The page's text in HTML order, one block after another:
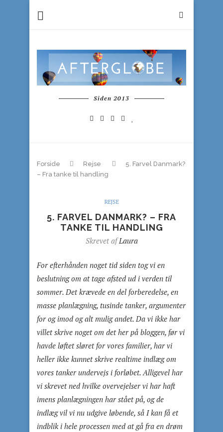
Siden 2013
Forside Rejse
5. Farvel Danmark?
– Fra tanke til handling
REJSE
5. FARVEL DANMARK? – FRA
TANKE TIL HANDLING
Skrevet afLaura
For efterhånden noget tid siden tog vi en
beslutning om at tage afsted ud i verden til
sommer. Det krævede en del forberedelse, en
masse planlægning, tusinde tanker, argumenter
for og imod og alt mulig andet. Da vi ikke har
villet skrive noget om det her på bloggen, før vi
havde løftet sløret for vores familier, har vi
heller ikke kunnet skrive realtime indlæg om
vores tanker undervejs i forløbet. Alligevel har
vi skrevet ned hvilke overvejelser vi har haft
imens planlægningen har stået på, og de
indlæg vil vi nu udgive løbende, så I kan få et
indblik i hele processen med at gå fra en drøm